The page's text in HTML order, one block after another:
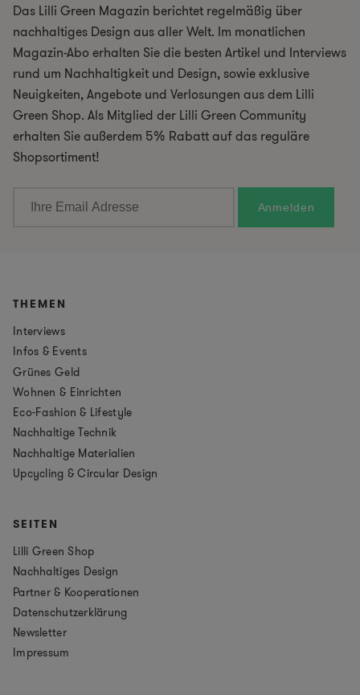
Das Lilli Green Magazin berichtet regelmäßig über
nachhaltiges Design aus aller Welt. Im monatlichen
Magazin-Abo erhalten Sie die besten Artikel und Interviews
rund um Nachhaltigkeit und Design, sowie exklusive
Neuigkeiten, Angebote und Verlosungen aus dem Lilli
Green Shop. Als Mitglied der Lilli Green Community
erhalten Sie außerdem 5% Rabatt auf das reguläre
Shopsortiment!
THEMEN
Interviews
Infos & Events
Grünes Geld
Wohnen & Einrichten
Eco-Fashion & Lifestyle
Nachhaltige Technik
Nachhaltige Materialien
Upcycling & Circular Design
SEITEN
Lilli Green Shop
Nachhaltiges Design
Partner & Kooperationen
Datenschutzerklärung
Newsletter
Impressum